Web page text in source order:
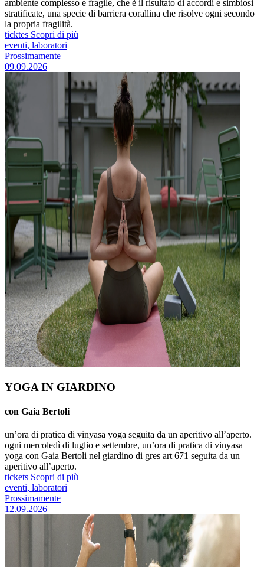
ambiente complesso e fragile, che è il risultato di accordi e simbiosi
stratificate, una specie di barriera corallina che risolve ogni secondo
la propria fragilità.
ticktes Scopri di più
eventi, laboratori
Prossimamente
09.09.2026
YOGA IN GIARDINO
con Gaia Bertoli
un’ora di pratica di vinyasa yoga seguita da un aperitivo all’aperto.
ogni mercoledì di luglio e settembre, un’ora di pratica di vinyasa
yoga con Gaia Bertoli nel giardino di gres art 671 seguita da un
aperitivo all’aperto.
tickets Scopri di più
eventi, laboratori
Prossimamente
12.09.2026